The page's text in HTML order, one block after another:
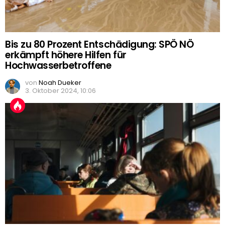
Bis zu 80 Prozent Entschädigung: SPÖ NÖ
erkämpft höhere Hilfen für
Hochwasserbetroffene
von Noah Dueker
3. Oktober 2024, 10:06